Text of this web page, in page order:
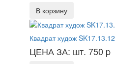
В корзину
Квадрат худож SK17.13.12
ЦЕНА ЗА: шт. 750 p